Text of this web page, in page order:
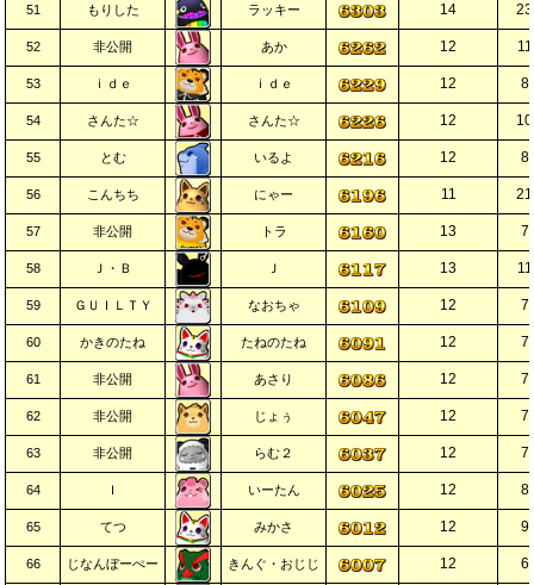
51 もりした ラッキー 14
52 非公開 あか 12
53 ｉｄｅ ｉｄｅ 12
54 さんた☆ さんた☆ 12
55 とむ いるよ 12
56 こんちち にゃー 11
57 非公開 トラ 13
58 Ｊ・Ｂ Ｊ 13
59 ＧＵＩＬＴＹ なおちゃ 12
60 かきのたね たねのたね 12
61 非公開 あさり 12
62 非公開 じょぅ 12
63 非公開 らむ２ 12
64 Ｉ いーたん 12
65 てつ みかさ 12
66 じなんぼーぺー きんぐ・おじじ 12